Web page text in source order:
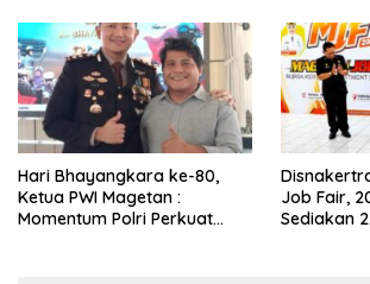
Hari Bhayangkara ke-80,
Ketua PWI Magetan :
Momentum Polri Perkuat
Job Fair,
Sediakan